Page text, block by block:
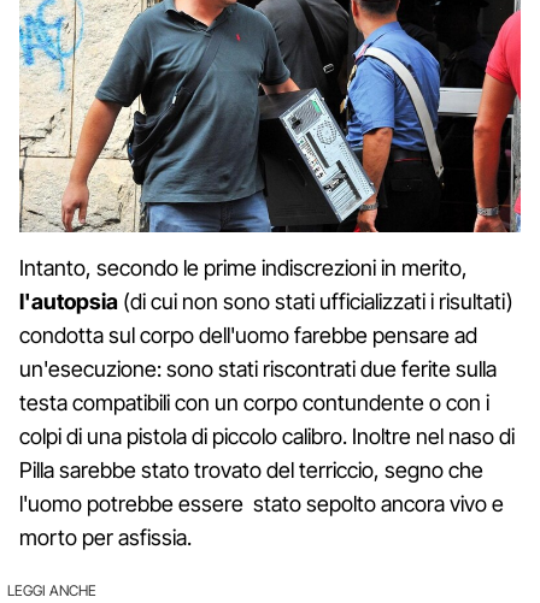
Intanto, secondo le prime indiscrezioni in merito,
l'autopsia (di cui non sono stati ufficializzati i risultati)
condotta sul corpo dell'uomo farebbe pensare ad
un'esecuzione: sono stati riscontrati due ferite sulla
testa compatibili con un corpo contundente o con i
colpi di una pistola di piccolo calibro. Inoltre nel naso di
Pilla sarebbe stato trovato del terriccio, segno che
l'uomo potrebbe essere stato sepolto ancora vivo e
morto per asfissia.
LEGGI ANCHE